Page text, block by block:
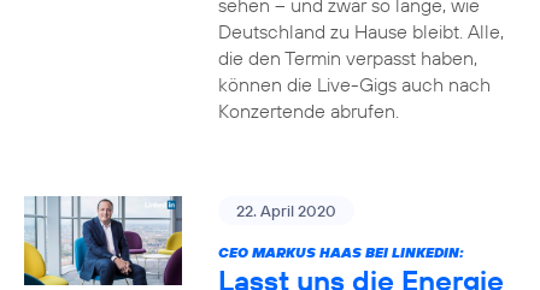
sehen – und zwar so lange, wie
Deutschland zu Hause bleibt. Alle,
die den Termin verpasst haben,
können die Live-Gigs auch nach
Konzertende abrufen.
22. April 2020
CEO MARKUS HAAS BEI LINKEDIN:
Lasst uns die Energie